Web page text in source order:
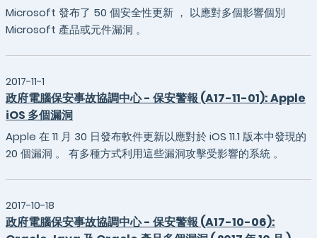
Microsoft 發布了 50 個安全性更新 ， 以應對多個影響個別
Microsoft 產品或元件漏洞 。
2017-11-1
政府電腦保安事故協調中心 - 保安警報 (A17-11-01): Apple
iOS 多個漏洞
Apple 在 11 月 30 日發布軟件更新以應對於 iOS 11.1 版本中發現的
20 個漏洞 。 有多種方式利用這些漏洞攻擊受影響的系統 。
2017-10-18
政府電腦保安事故協調中心 - 保安警報 (A17-10-06):